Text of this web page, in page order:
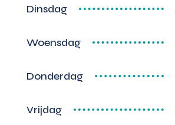
Dinsdag
Woensdag
Donderdag
Vrijdag